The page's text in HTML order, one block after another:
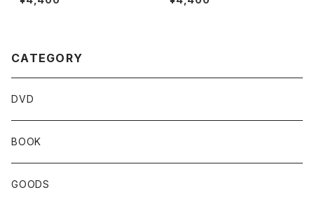
ド５種(ABCDE)付き
DE)付き
CATEGORY
DVD
BOOK
GOODS